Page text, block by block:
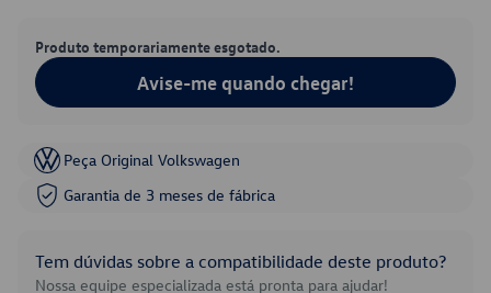
Produto temporariamente esgotado.
Avise-me quando chegar!
Peça Original Volkswagen
Garantia de 3 meses de fábrica
Tem dúvidas sobre a compatibilidade deste produto?
Nossa equipe especializada está pronta para ajudar!